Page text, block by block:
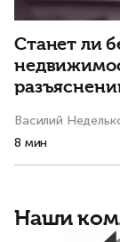
Станет ли
Василий
8 мин
Наши